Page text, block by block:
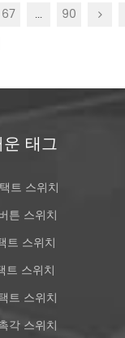
67 ...
90
태그
트 스위치
튼 스위치
트 스위치
트 스위치
트 스위치
각 스위치